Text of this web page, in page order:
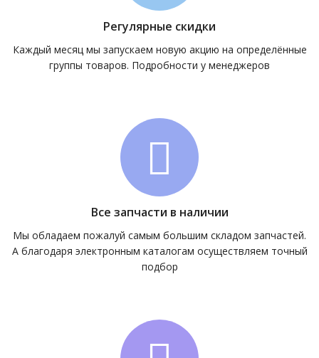
Регулярные скидки
Каждый месяц мы запускаем новую акцию на определённые
группы товаров. Подробности у менеджеров
Все запчасти в наличии
Мы обладаем пожалуй самым большим складом запчастей.
А благодаря электронным каталогам осуществляем точный
подбор